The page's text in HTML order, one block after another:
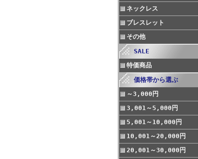
ネックレス
ブレスレット
その他
SALE
特価商品
価格帯から選ぶ
～3,000円
3,001～5,000円
5,001～10,000円
10,001～20,000円
20,001～30,000円